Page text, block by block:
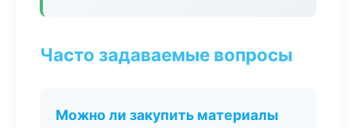
Часто задаваемые вопросы
Можно ли закупить материалы